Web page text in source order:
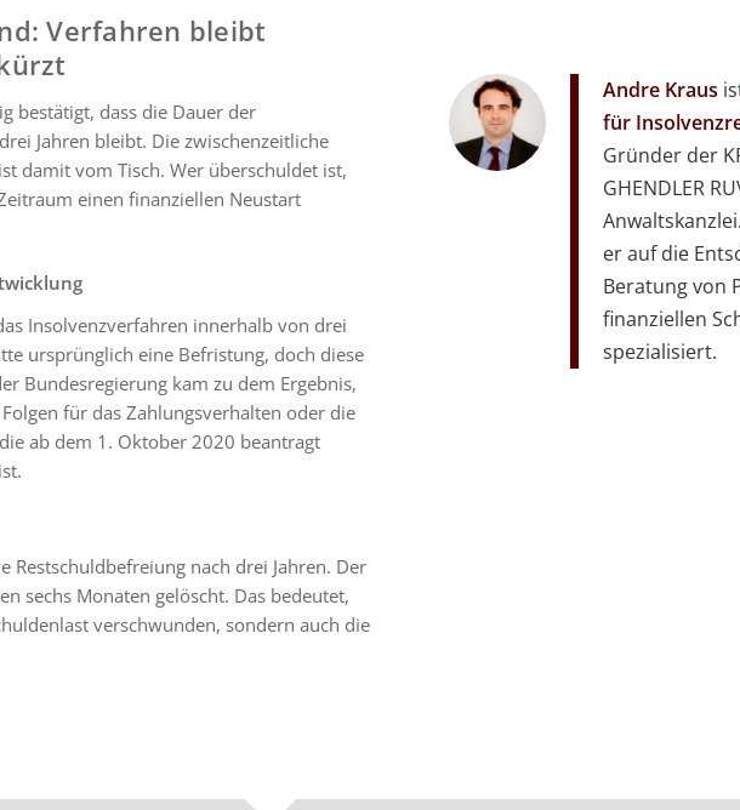
Verfahren bleibt
bestätigt, dass die Dauer der
Jahren bleibt. Die zwischenzeitliche
damit vom Tisch. Wer überschuldet ist,
einen finanziellen Neustart
Insolvenzverfahren innerhalb von drei
ursprünglich eine Befristung, doch diese
Bundesregierung kam zu dem Ergebnis,
für das Zahlungsverhalten oder die
ab dem 1. Oktober 2020 beantragt
nach drei Jahren. Der
sechs Monaten gelöscht. Das bedeutet,
verschwunden, sondern auch die
Andre Kraus
für
Gründer der
GHENDLER
er auf die
Beratung von
finanziellen
spezialisiert.